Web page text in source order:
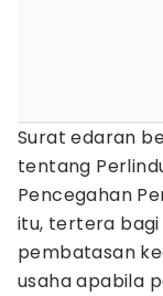
Surat edaran
tentang
Pencegahan
itu, tertera
pembatasan
usaha apabila